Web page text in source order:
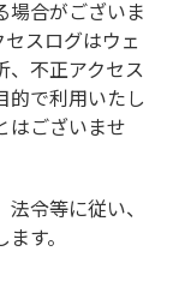
場合がございま
スログはウェ
、不正アクセス
的で利用いたし
はございませ
令等に従い、
す。